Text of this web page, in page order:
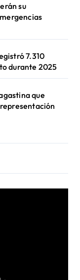
su
7.310
durante 2025
que